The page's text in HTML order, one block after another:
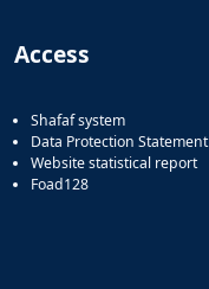
Access
Shafaf system
Data Protection Statement
Website statistical report
Foad128